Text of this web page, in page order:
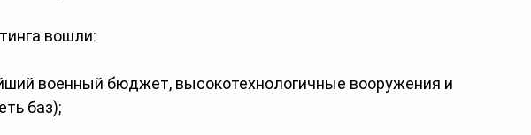
вошли:
военный бюджет, высокотехнологичные вооружения и
баз);